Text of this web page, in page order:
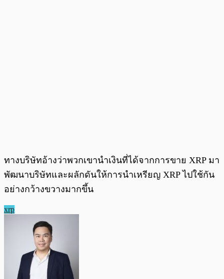
ทางบริษัทอ้างว่าพวกเขานำเงินที่ได้จากการขาย XRP มา
พัฒนาบริษัทและผลักดันให้การนำเหรียญ XRP ไปใช้กัน
อย่างกว้างขวางมากขึ้น
xrp